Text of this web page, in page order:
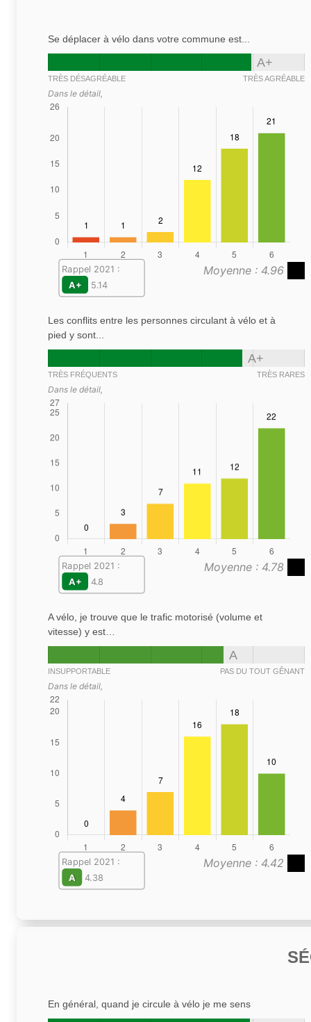
Se déplacer à vélo dans votre commune est...
A+
TRÈS DÉSAGRÉABLE TRÈS AGRÉABLE
Dans le détail,
Moyenne : 4.96
Rappel 2021 :
A+
5.14
Les conflits entre les personnes circulant à vélo et à
pied y sont...
A+
TRÈS FRÉQUENTS TRÈS RARES
Dans le détail,
Moyenne : 4.78
Rappel 2021 :
A+
4.8
A vélo, je trouve que le trafic motorisé (volume et
vitesse) y est…
A
INSUPPORTABLE PAS DU TOUT GÊNANT
Dans le détail,
Moyenne : 4.42
Rappel 2021 :
A
4.38
En général, quand je circule à vélo je me sens